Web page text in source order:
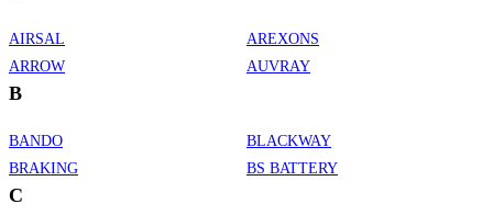
AIRSAL
AREXONS
ARROW
AUVRAY
B
BANDO
BLACKWAY
BRAKING
BS BATTERY
C